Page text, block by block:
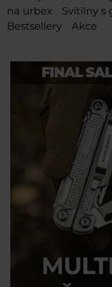
na urbex
Svítilny s
Bestsellery
Akce